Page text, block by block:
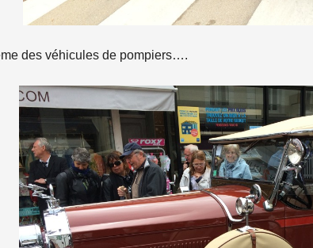
des véhicules de pompiers….